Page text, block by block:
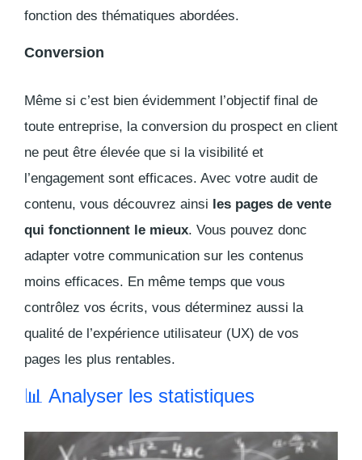
fonction des thématiques abordées.
Conversion
Même si c’est bien évidemment l’objectif final de
toute entreprise, la conversion du prospect en client
ne peut être élevée que si la visibilité et
l’engagement sont efficaces. Avec votre audit de
contenu, vous découvrez ainsi les pages de vente
qui fonctionnent le mieux. Vous pouvez donc
adapter votre communication sur les contenus
moins efficaces. En même temps que vous
contrôlez vos écrits, vous déterminez aussi la
qualité de l’expérience utilisateur (UX) de vos
pages les plus rentables.
📊 Analyser les statistiques